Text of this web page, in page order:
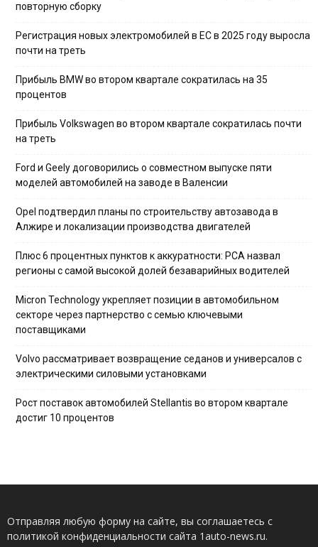
повторную сборку
Регистрация новых электромобилей в ЕС в 2025 году выросла
почти на треть
Прибыль BMW во втором квартале сократилась на 35
процентов
Прибыль Volkswagen во втором квартале сократилась почти
на треть
Ford и Geely договорились о совместном выпуске пяти
моделей автомобилей на заводе в Валенсии
Opel подтвердил планы по строительству автозавода в
Алжире и локализации производства двигателей
Плюс 6 процентных пунктов к аккуратности: РСА назвал
регионы с самой высокой долей безаварийных водителей
Micron Technology укрепляет позиции в автомобильном
секторе через партнерство с семью ключевыми
поставщиками
Volvo рассматривает возвращение седанов и универсалов с
электрическими силовыми установками
Рост поставок автомобилей Stellantis во втором квартале
достиг 10 процентов
Отправляя любую форму на сайте, вы соглашаетесь с
политикой конфиденциальности сайта 1auto-news.ru.